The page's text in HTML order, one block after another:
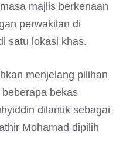
majlis berkenaan
perwakilan di
satu lokasi khas.
menjelang pilihan
bekas
dilantik sebagai
Mohamad dipilih